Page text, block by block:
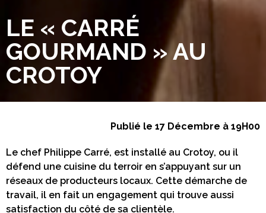
LE « CARRÉ
GOURMAND » AU
CROTOY
Publié le 17 Décembre à 19H00
Le chef Philippe Carré, est installé au Crotoy, ou il
défend une cuisine du terroir en s’appuyant sur un
réseaux de producteurs locaux. Cette démarche de
travail, il en fait un engagement qui trouve aussi
satisfaction du côté de sa clientèle.